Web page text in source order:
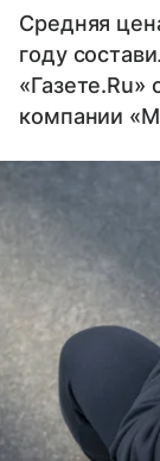
Средняя
году
компании